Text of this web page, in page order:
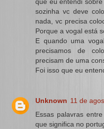
sozinha vc deve
nada, vc precisa
Porque a vogal está
E quando uma
precisamos de
precisam de uma
Foi isso que eu
Unknown 11 de
Essas palavras
que significa no